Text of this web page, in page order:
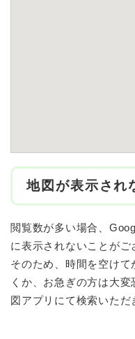
地図が表示され
閲覧数が多い場合、
に表示されないことがご
そのため、時間を空け
くか、お急ぎの方は大
図アプリにて検索いただ